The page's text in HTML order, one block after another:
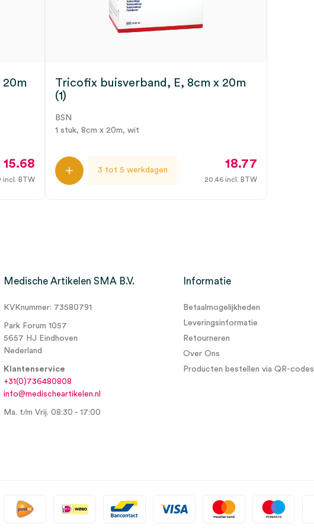
15.68
incl. BTW
Tricofix buisverband, E, 8cm x 20m
(1)
BSN
1 stuk, 8cm x 20m, wit
3 tot 5 werkdagen 18.77
20.46incl. BTW
Medische Artikelen SMA B.V.
KVKnummer: 73580791
Park Forum 1057
5657 HJ Eindhoven
Nederland
Klantenservice
+31(0)736480808
info@medischeartikelen.nl
Ma. t/m Vrij. 08:30 - 17:00
Informatie
Betaalmogelijkheden
Leveringsinformatie
Retourneren
Over Ons
Producten bestellen via QR-codes